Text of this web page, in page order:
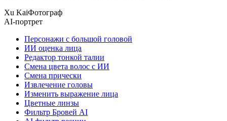
Xu KaiФотограф
AI-портрет
Персонажи с большой головой
ИИ оценка лица
Редактор тонкой талии
Смена цвета волос с ИИ
Смена прически
Извлечение головы
Изменить выражение лица
Цветные линзы
Фильтр Бровей AI